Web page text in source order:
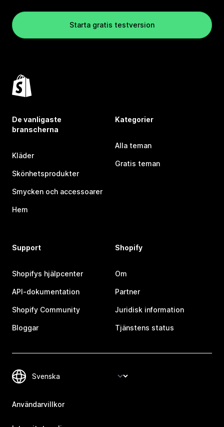
Starta gratis testversion
De vanligaste
branscherna
Kläder
Skönhetsprodukter
Smycken och accessoarer
Hem
Kategorier
Alla teman
Gratis teman
Support
Shopifys hjälpcenter
API-dokumentation
Shopify Community
Bloggar
Shopify
Om
Partner
Juridisk information
Tjänstens status
Användarvillkor